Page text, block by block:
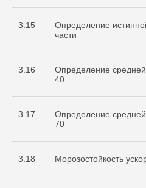
3.15
Определение
части
3.16
Определение
40
3.17
Определение
70
3.18 Морозостойкость